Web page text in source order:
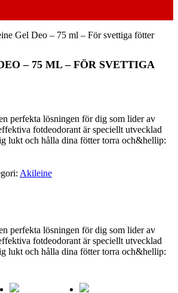
Gel Deo – 75 ml – För svettiga fötter
– 75 ML – FÖR SVETTIGA
perfekta lösningen för dig som lider av
fotdeodorant är speciellt utvecklad
lukt och hålla dina fötter torra och&hellip:
Akileine
perfekta lösningen för dig som lider av
fotdeodorant är speciellt utvecklad
lukt och hålla dina fötter torra och&hellip: